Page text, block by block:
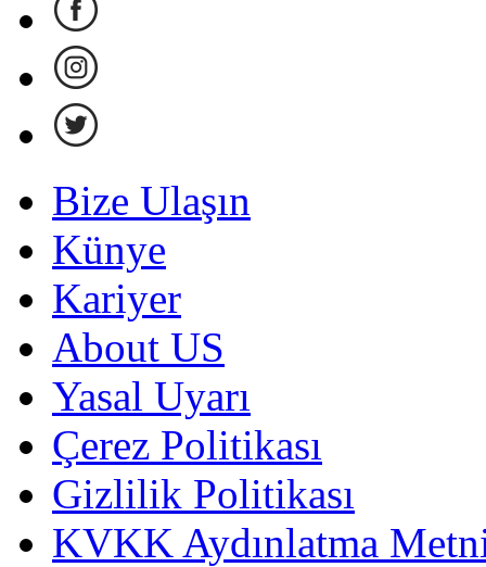
Bize Ulaşın
Künye
Kariyer
About US
Yasal Uyarı
Çerez Politikası
Gizlilik Politikası
KVKK Aydınlatma